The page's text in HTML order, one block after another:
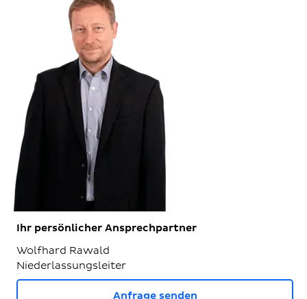
Ihr persönlicher Ansprechpartner
Wolfhard Rawald
Niederlassungsleiter
Anfrage senden